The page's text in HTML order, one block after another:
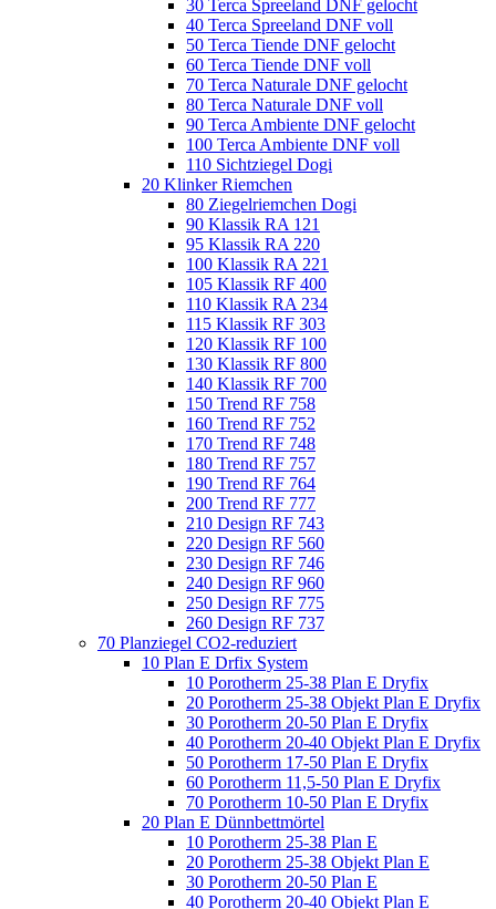
30 Terca Spreeland DNF gelocht
40 Terca Spreeland DNF voll
50 Terca Tiende DNF gelocht
60 Terca Tiende DNF voll
70 Terca Naturale DNF gelocht
80 Terca Naturale DNF voll
90 Terca Ambiente DNF gelocht
100 Terca Ambiente DNF voll
110 Sichtziegel Dogi
20 Klinker Riemchen
80 Ziegelriemchen Dogi
90 Klassik RA 121
95 Klassik RA 220
100 Klassik RA 221
105 Klassik RF 400
110 Klassik RA 234
115 Klassik RF 303
120 Klassik RF 100
130 Klassik RF 800
140 Klassik RF 700
150 Trend RF 758
160 Trend RF 752
170 Trend RF 748
180 Trend RF 757
190 Trend RF 764
200 Trend RF 777
210 Design RF 743
220 Design RF 560
230 Design RF 746
240 Design RF 960
250 Design RF 775
260 Design RF 737
70 Planziegel CO2-reduziert
10 Plan E Drfix System
10 Porotherm 25-38 Plan E Dryfix
20 Porotherm 25-38 Objekt Plan E Dryfix
30 Porotherm 20-50 Plan E Dryfix
40 Porotherm 20-40 Objekt Plan E Dryfix
50 Porotherm 17-50 Plan E Dryfix
60 Porotherm 11,5-50 Plan E Dryfix
70 Porotherm 10-50 Plan E Dryfix
20 Plan E Dünnbettmörtel
10 Porotherm 25-38 Plan E
20 Porotherm 25-38 Objekt Plan E
30 Porotherm 20-50 Plan E
40 Porotherm 20-40 Objekt Plan E